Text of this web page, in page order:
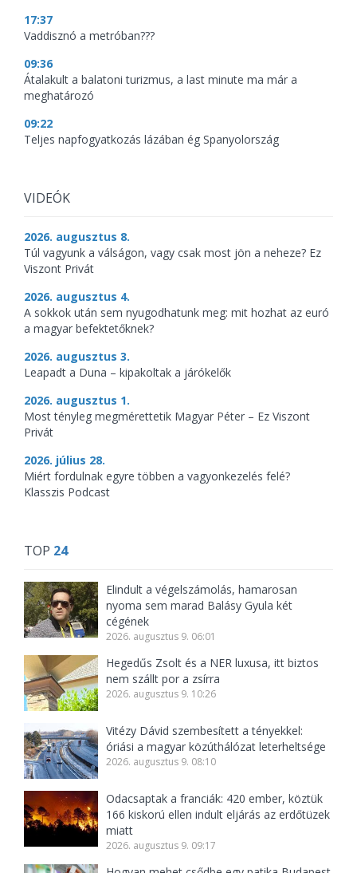
17:37
Vaddisznó a metróban???
09:36
Átalakult a balatoni turizmus, a last minute ma már a
meghatározó
09:22
Teljes napfogyatkozás lázában ég Spanyolország
VIDEÓK
2026. augusztus 8.
Túl vagyunk a válságon, vagy csak most jön a neheze? Ez
Viszont Privát
2026. augusztus 4.
A sokkok után sem nyugodhatunk meg: mit hozhat az euró
a magyar befektetőknek?
2026. augusztus 3.
Leapadt a Duna – kipakoltak a járókelők
2026. augusztus 1.
Most tényleg megmérettetik Magyar Péter – Ez Viszont
Privát
2026. július 28.
Miért fordulnak egyre többen a vagyonkezelés felé?
Klasszis Podcast
TOP 24
Elindult a végelszámolás, hamarosan
nyoma sem marad Balásy Gyula két
cégének
2026. augusztus 9. 06:01
Hegedűs Zsolt és a NER luxusa, itt biztos
nem szállt por a zsírra
2026. augusztus 9. 10:26
Vitézy Dávid szembesített a tényekkel:
óriási a magyar közúthálózat leterheltsége
2026. augusztus 9. 08:10
Odacsaptak a franciák: 420 ember, köztük
166 kiskorú ellen indult eljárás az erdőtüzek
miatt
2026. augusztus 9. 09:17